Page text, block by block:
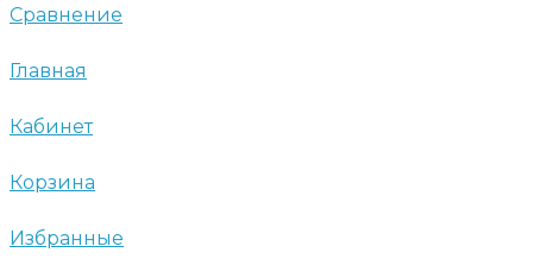
Сравнение
Главная
Кабинет
Корзина
Избранные